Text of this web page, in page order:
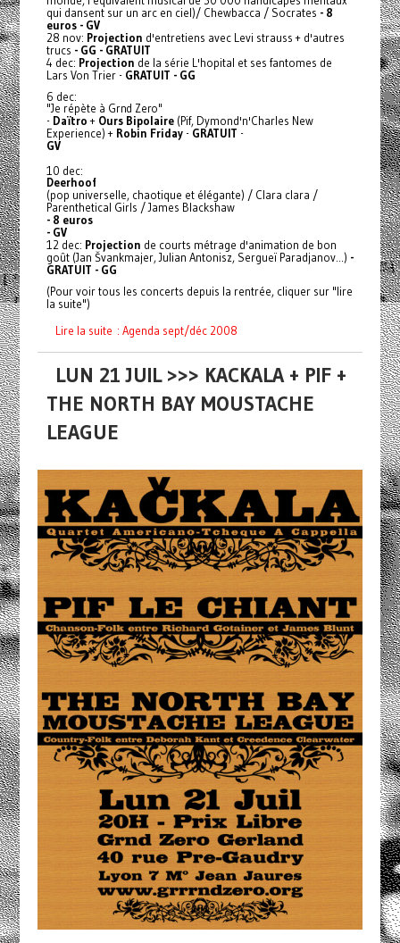
qui dansent sur un arc en ciel)/ Chewbacca / Socrates - 8
euros - GV
28 nov: Projection d'entretiens avec Levi strauss + d'autres
trucs - GG - GRATUIT
4 dec: Projection de la série L'hopital et ses fantomes de
Lars Von Trier -GRATUIT - GG
6 dec:
"Je répète à Grnd Zero"
- Daïtro+ Ours Bipolaire(Pif, Dymond'n'Charles New
Experience) + Robin Friday-GRATUIT -
GV
10 dec:
Deerhoof
(pop universelle, chaotique et élégante) / Clara clara /
Parenthetical Girls / James Blackshaw
- 8 euros
- GV
12 dec: Projection de courts métrage d'animation de bon
goût (Jan Švankmajer, Julian Antonisz, Sergueï Paradjanov...) -
GRATUIT - GG
(Pour voir tous les concerts depuis la rentrée, cliquer sur "lire
la suite")
Lire la suite : Agenda sept/déc 2008
LUN 21 JUIL >>> KACKALA + PIF +
THE NORTH BAY MOUSTACHE
LEAGUE